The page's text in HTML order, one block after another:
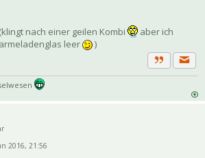
nach einer geilen Kombi
aber ich
leer
)
Zitat
2016, 21:56